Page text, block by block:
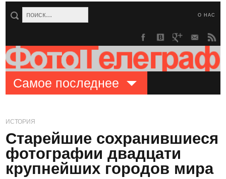
О НАС
Самое последнее
ИСТОРИЯ
Старейшие сохранившиеся
фотографии двадцати
крупнейших городов мира